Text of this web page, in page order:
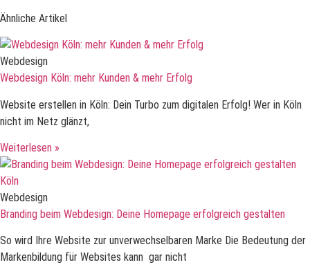
Ähnliche Artikel
Webdesign
Webdesign Köln: mehr Kunden & mehr Erfolg
Website erstellen in Köln: Dein Turbo zum digitalen Erfolg! Wer in Köln
nicht im Netz glänzt,
Weiterlesen »
Webdesign
Branding beim Webdesign: Deine Homepage erfolgreich gestalten
So wird Ihre Website zur unverwechselbaren Marke Die Bedeutung der
Markenbildung für Websites kann gar nicht